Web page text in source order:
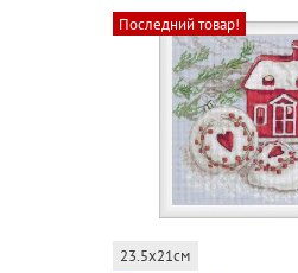
Последний товар!
23.5x21см